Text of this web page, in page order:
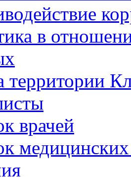
в
территории
врачей
медицинских